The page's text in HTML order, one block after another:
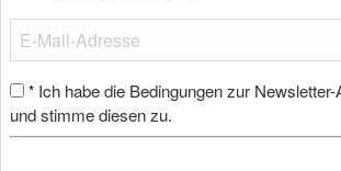
* Ich habe die Bedingungen zur
und stimme diesen zu.